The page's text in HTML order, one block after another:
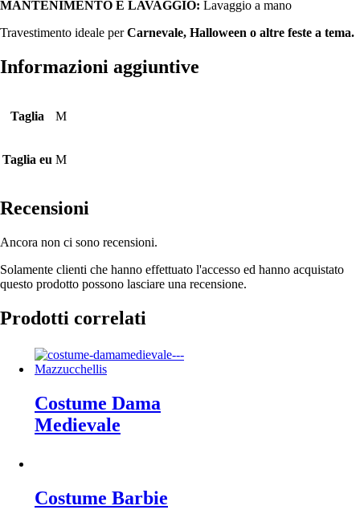
MANTENIMENTO E LAVAGGIO: Lavaggio a mano
Travestimento ideale perCarnevale, Halloween o altre feste a tema.
Informazioni aggiuntive
Taglia M
Taglia eu M
Recensioni
Ancora non ci sono recensioni.
Solamente clienti che hanno effettuato l'accesso ed hanno acquistato
questo prodotto possono lasciare una recensione.
Prodotti correlati
Costume Dama
Medievale
Costume Barbie